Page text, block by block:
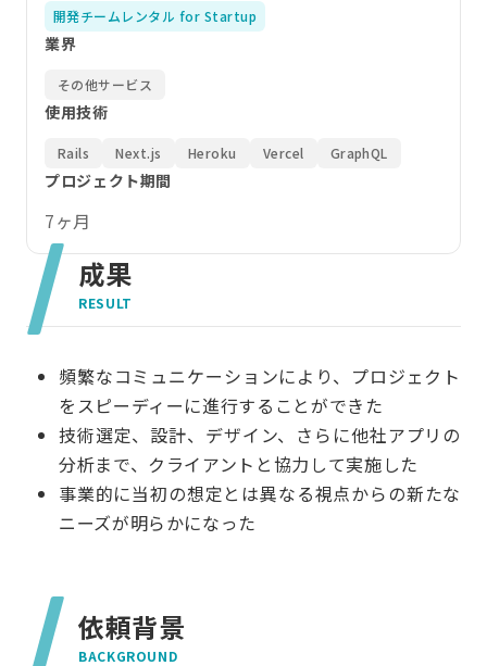
開発チームレンタル for Startup
業界
その他サービス
使用技術
Rails Next.js Heroku Vercel GraphQL
プロジェクト期間
7ヶ月
成果
RESULT
頻繁なコミュニケーションにより、プロジェクト
をスピーディーに進行することができた
技術選定、設計、デザイン、さらに他社アプリの
分析まで、クライアントと協力して実施した
事業的に当初の想定とは異なる視点からの新たな
ニーズが明らかになった
依頼背景
BACKGROUND